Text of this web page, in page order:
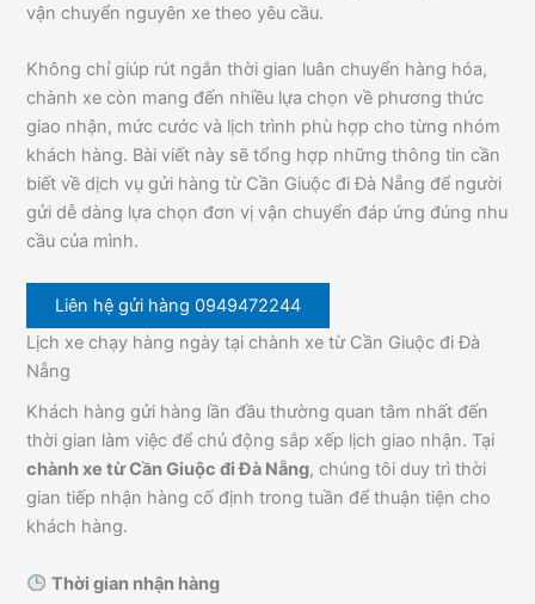
vận chuyển nguyên xe theo yêu cầu.
Không chỉ giúp rút ngắn thời gian luân chuyển hàng hóa,
chành xe còn mang đến nhiều lựa chọn về phương thức
giao nhận, mức cước và lịch trình phù hợp cho từng nhóm
khách hàng. Bài viết này sẽ tổng hợp những thông tin cần
biết về dịch vụ gửi hàng từ Cần Giuộc đi Đà Nẵng để người
gửi dễ dàng lựa chọn đơn vị vận chuyển đáp ứng đúng nhu
cầu của mình.
Liên hệ gửi hàng 0949472244
Lịch xe chạy hàng ngày tại chành xe từ Cần Giuộc đi Đà
Nẵng
Khách hàng gửi hàng lần đầu thường quan tâm nhất đến
thời gian làm việc để chủ động sắp xếp lịch giao nhận. Tại
chành xe từ Cần Giuộc đi Đà Nẵng, chúng tôi duy trì thời
gian tiếp nhận hàng cố định trong tuần để thuận tiện cho
khách hàng.
Thời gian nhận hàng